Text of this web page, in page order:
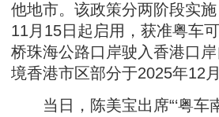
他地市。该政策分两阶段实
11月15日起启用，获准粤车
桥珠海公路口岸驶入香港口
境香港市区部分于2025年12
当日，陈美宝出席“‘粤车